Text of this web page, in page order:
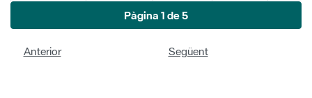
Pàgina 1 de 5
Anterior Següent